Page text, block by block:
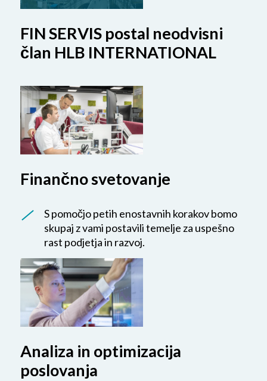
FIN SERVIS postal neodvisni
član HLB INTERNATIONAL
Finančno svetovanje
S pomočjo petih enostavnih korakov bomo
skupaj z vami postavili temelje za uspešno
rast podjetja in razvoj.
Analiza in optimizacija
poslovanja